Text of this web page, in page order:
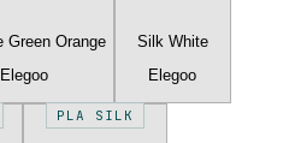
Green Orange
Elegoo
Silk White
Elegoo
PLA SILK